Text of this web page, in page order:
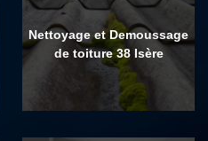
Nettoyage et Demoussage
de toiture 38 Isère